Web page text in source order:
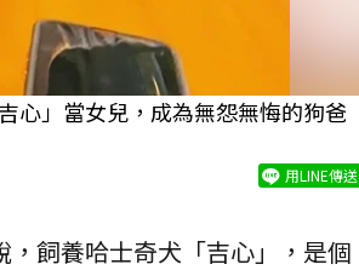
心」當女兒，成為無怨無悔的狗爸
用LINE傳送
飼養哈士奇犬「吉心」，是個